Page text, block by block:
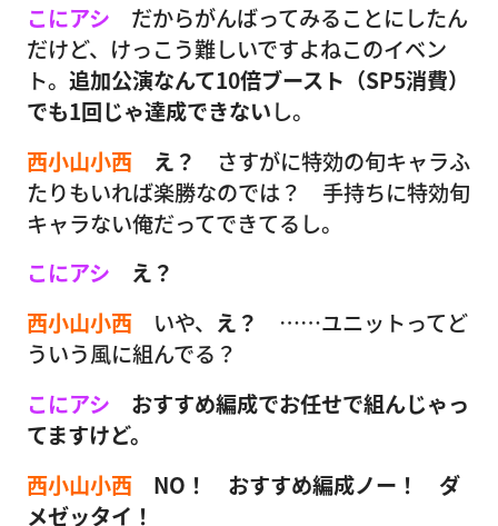
こにアシ だからがんばってみることにしたん
だけど、けっこう難しいですよねこのイベン
ト。 追加公演なんて10倍ブースト（SP5消費）
でも1回じゃ達成できないし。
西小山小西
え？
さすがに特効の旬キャラふ
たりもいれば楽勝なのでは？ 手持ちに特効旬
キャラない俺だってできてるし。
こにアシ
え？
西小山小西 いや、 え？
……ユニットってど
ういう風に組んでる？
こにアシ
おすすめ編成でお任せで組んじゃっ
てますけど。
西小山小西
NO！ おすすめ編成ノー！ ダ
メゼッタイ！